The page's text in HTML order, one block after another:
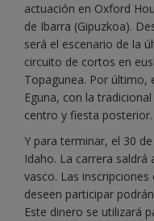
actuación en Oxford
de Ibarra (Gipuzkoa).
será el escenario de la
circuito de cortos en
Topagunea. Por último,
Eguna, con la
centro y fiesta
Y para terminar, el 30
Idaho. La carrera
vasco. Las
deseen participar
Este dinero se utilizará